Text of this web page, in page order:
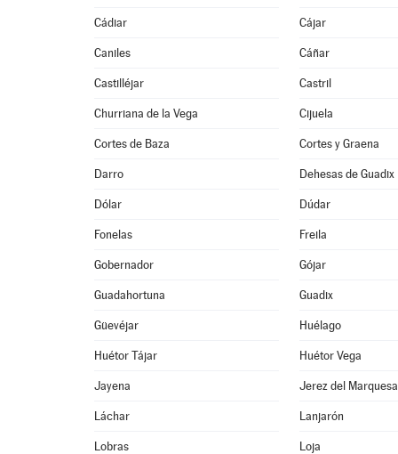
Cádiar Cájar
Caniles Cáñar
Castilléjar Castril
Churriana de la Vega Cijuela
Cortes de Baza Cortes y Graena
Darro Dehesas de Guadix
Dólar Dúdar
Fonelas Freila
Gobernador Gójar
Guadahortuna Guadix
Güevéjar Huélago
Huétor Tájar Huétor Vega
Jayena Jerez del
Láchar Lanjarón
Lobras Loja